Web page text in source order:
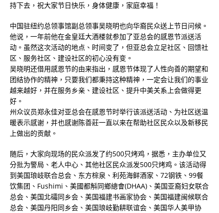
持下去，祝大家节日快乐，身体健康，家庭幸福！
中国驻纽约总领事馆副总领事吴晓明也向华裔民众送上节日问候。
他说，一年前他在金皇廷大酒楼就参加了亚总会的感恩节派送活
动。虽然这次活动的地点、时间变了，但亚总会立足社区、回馈社
区、服务社区、建设社区的初心没有变。
吴晓明还借用感恩节的由来指出，感恩节体现了人性向善的期望和
团结协作的精神，只要我们都秉持这种精神，一定会让我们的事业
越来越好，并在服务乡亲、建设社区、提升中美关系上会做得更
好。
州众议员郑永佳对亚总会在感恩节时举行该派送活动、为社区送温
暖表示感谢，并也感谢陈善莊一直以来在帮助社区民众以及新移民
上做出的贡献。
随后，大家向现场的民众派发了约500只烤鸡，据悉，主办单位又
分批为警局、老人中心、其他社区民众派发500只烤鸡。该活动得
到美国琅岐联合总会、东方棕泉、利苑海鲜酒家、72钢铁、99餐
饮集团、Fushimi、美國都斛同鄉總會(DHAA)、美国亚裔妇女联合
总会、美国北礵同乡会、美国福建书画家协会、美国福建闽候联合
总会、美国丹阳同乡会、美国琅岐勤耕联谊会、美国华人美甲协